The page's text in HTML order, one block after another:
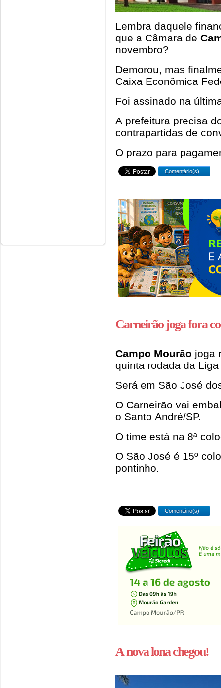
Lembra daquele
que a Câmara de
novembro?
Demorou, mas
Caixa Econômica
Foi assinado na
A prefeitura precisa
contrapartidas de
O prazo para
Comentário(s)
Carneirão joga fora
Campo Mourão joga
quinta rodada da
Será em São José
O Carneirão vai
o Santo André/SP.
O time está na 8ª
O São José é 15º
pontinho.
Comentário(s)
A nova lona chegou!